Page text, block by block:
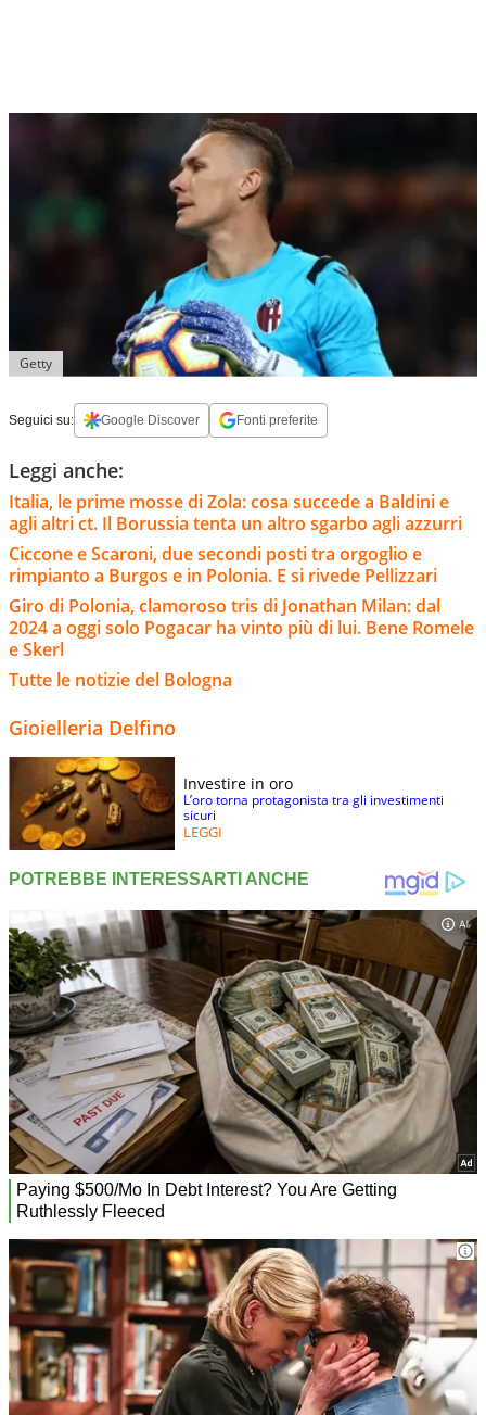
Getty
Seguici su: Google Discover Fonti preferite
Leggi anche:
Italia, le prime mosse di Zola: cosa succede a Baldini e
agli altri ct. Il Borussia tenta un altro sgarbo agli azzurri
Ciccone e Scaroni, due secondi posti tra orgoglio e
rimpianto a Burgos e in Polonia. E si rivede Pellizzari
Giro di Polonia, clamoroso tris di Jonathan Milan: dal
2024 a oggi solo Pogacar ha vinto più di lui. Bene Romele
e Skerl
Tutte le notizie del Bologna
Gioielleria Delfino
Investire in oro
L’oro torna protagonista tra gli investimenti
sicuri
LEGGI